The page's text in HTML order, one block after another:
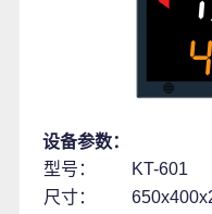
设备参数：
型号：
KT-601
尺寸：